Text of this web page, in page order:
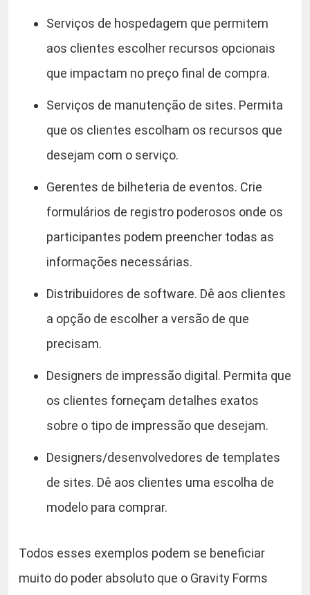
Serviços de hospedagem que permitem
aos clientes escolher recursos opcionais
que impactam no preço final de compra.
Serviços de manutenção de sites. Permita
que os clientes escolham os recursos que
desejam com o serviço.
Gerentes de bilheteria de eventos. Crie
formulários de registro poderosos onde os
participantes podem preencher todas as
informações necessárias.
Distribuidores de software. Dê aos clientes
a opção de escolher a versão de que
precisam.
Designers de impressão digital. Permita que
os clientes forneçam detalhes exatos
sobre o tipo de impressão que desejam.
Designers/desenvolvedores de templates
de sites. Dê aos clientes uma escolha de
modelo para comprar.
Todos esses exemplos podem se beneficiar
muito do poder absoluto que o Gravity Forms